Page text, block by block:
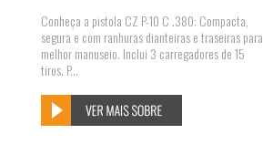
Conheça a pistola CZ P-10 C .380: Compacta,
segura e com ranhuras dianteiras e traseiras para
melhor manuseio. Inclui 3 carregadores de 15
tiros. P...